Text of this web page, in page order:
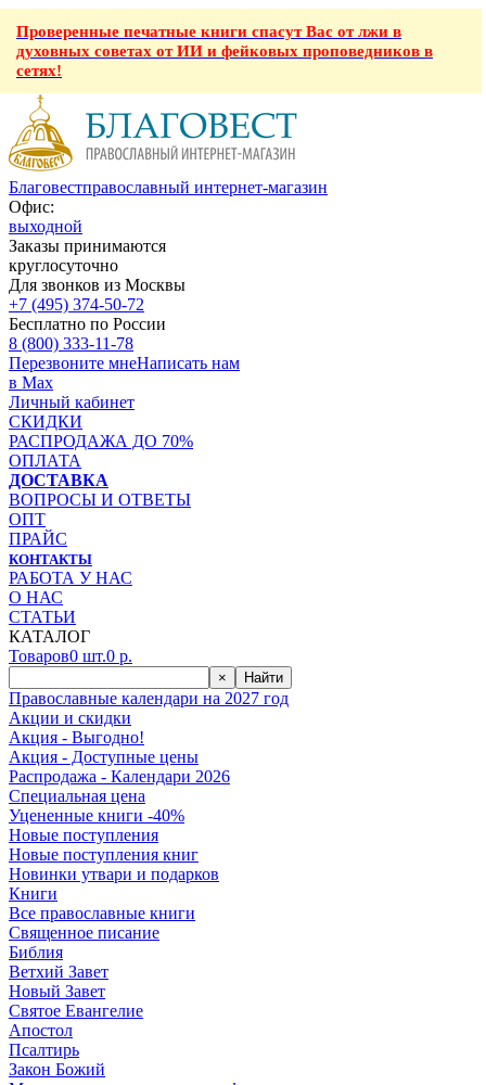
Проверенные печатные книги спасут Вас от лжи в
духовных советах от ИИ и фейковых проповедников в
сетях!
Благовестправославный интернет-магазин
Офис:
выходной
Заказы принимаются
круглосуточно
Для звонков из Москвы
+7 (495) 374-50-72
Бесплатно по России
8 (800) 333-11-78
Перезвоните мнеНаписать нам
в Max
Личный кабинет
СКИДКИ
РАСПРОДАЖА ДО 70%
ОПЛАТА
ДОСТАВКА
ВОПРОСЫ И ОТВЕТЫ
ОПТ
ПРАЙС
КОНТАКТЫ
РАБОТА У НАС
О НАС
СТАТЬИ
КАТАЛОГ
Товаров0 шт.0 р.
× Найти
Православные календари на 2027 год
Акции и скидки
Акция - Выгодно!
Акция - Доступные цены
Распродажа - Календари 2026
Специальная цена
Уцененные книги -40%
Новые поступления
Новые поступления книг
Новинки утвари и подарков
Книги
Все православные книги
Священное писание
Библия
Ветхий Завет
Новый Завет
Святое Евангелие
Апостол
Псалтирь
Закон Божий